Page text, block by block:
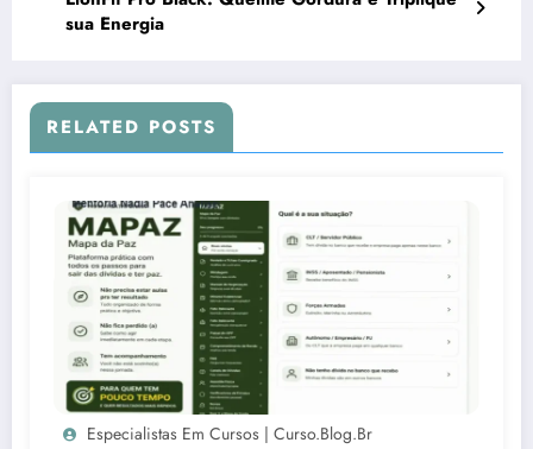
sua Energia
RELATED POSTS
Especialistas Em Cursos | Curso.blog.br